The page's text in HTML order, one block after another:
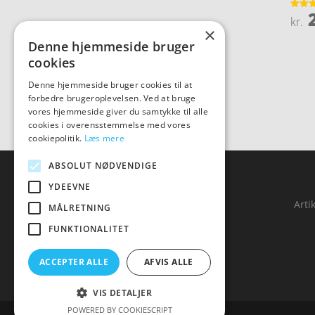
3.8
kr.
Forside
Produkter
Kontakt
×
Denne hjemmeside bruger
cookies
Denne hjemmeside bruger cookies til at
forbedre brugeroplevelsen. Ved at bruge
vores hjemmeside giver du samtykke til alle
cookies i overensstemmelse med vores
cookiepolitik. Læs mere
ABSOLUT NØDVENDIGE
YDEEVNE
MÅLRETNING
FUNKTIONALITET
ACCEPTER ALLE AFVIS ALLE
VIS DETALJER
POWERED BY COOKIESCRIPT